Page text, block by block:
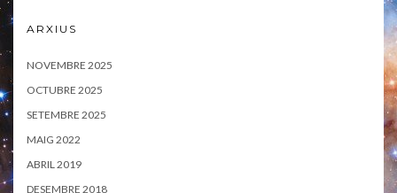
ARXIUS
NOVEMBRE 2025
OCTUBRE 2025
SETEMBRE 2025
MAIG 2022
ABRIL 2019
DESEMBRE 2018